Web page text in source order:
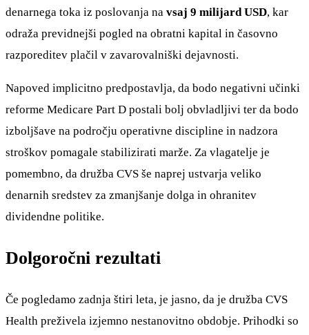
denarnega toka iz poslovanja na vsaj 9 milijard USD, kar
odraža previdnejši pogled na obratni kapital in časovno
razporeditev plačil v zavarovalniški dejavnosti.
Napoved implicitno predpostavlja, da bodo negativni učinki
reforme Medicare Part D postali bolj obvladljivi ter da bodo
izboljšave na področju operativne discipline in nadzora
stroškov pomagale stabilizirati marže. Za vlagatelje je
pomembno, da družba CVS še naprej ustvarja veliko
denarnih sredstev za zmanjšanje dolga in ohranitev
dividendne politike.
Dolgoročni rezultati
Če pogledamo zadnja štiri leta, je jasno, da je družba CVS
Health preživela izjemno nestanovitno obdobje. Prihodki so